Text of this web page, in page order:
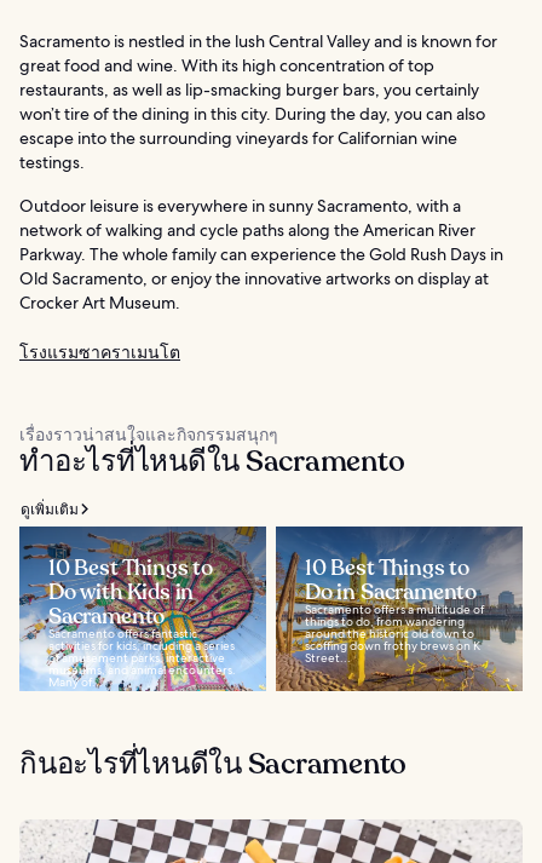
Sacramento is nestled in the lush Central Valley and is known for
great food and wine. With its high concentration of top
restaurants, as well as lip-smacking burger bars, you certainly
won’t tire of the dining in this city. During the day, you can also
escape into the surrounding vineyards for Californian wine
testings.
Outdoor leisure is everywhere in sunny Sacramento, with a
network of walking and cycle paths along the American River
Parkway. The whole family can experience the Gold Rush Days in
Old Sacramento, or enjoy the innovative artworks on display at
Crocker Art Museum.
โรงแรมซาคราเมนโต
เรื่องราวน่าสนใจและกิจกรรมสนุกๆ
ทำอะไรที่ไหนดีใน Sacramento
ดูเพิ่มเติม
10 Best Things to
Do with Kids in
Sacramento
Sacramento offers fantastic
activities for kids, including a series
of amusement parks, interactive
museums, and animal encounters.
Many of...
10 Best Things to
Do in Sacramento
Sacramento offers a multitude of
things to do, from wandering
around the historic old town to
scoffing down frothy brews on K
Street...
กินอะไรที่ไหนดีใน Sacramento